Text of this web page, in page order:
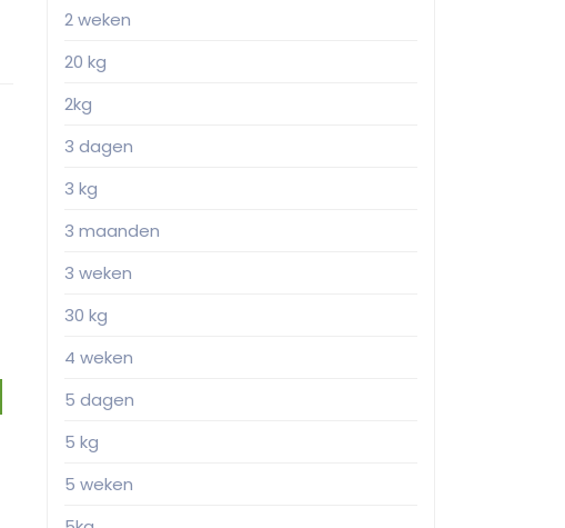
2 weken
20 kg
2kg
3 dagen
3 kg
3 maanden
3 weken
30 kg
4 weken
5 dagen
5 kg
5 weken